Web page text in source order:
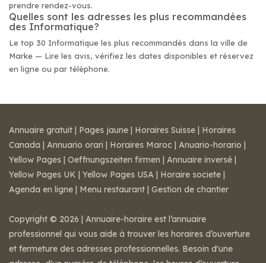
prendre rendez-vous.
Quelles sont les adresses les plus recommandées
des Informatique?
Le top 30 Informatique les plus recommandés dans la ville de
Marke — Lire les avis, vérifiez les dates disponibles et réservez
en ligne ou par téléphone.
Annuaire gratuit | Pages jaune | Horaires Suisse | Horaires
Canada | Annuario orari | Horaires Maroc | Anuario-horario |
Yellow Pages | Oeffnungszeiten firmen | Annuaire inversé |
Yellow Pages UK | Yellow Pages USA | Horaire societe |
Agenda en ligne | Menu restaurant | Gestion de chantier
Copyright © 2026 | Annuaire-horaire est l’annuaire
professionnel qui vous aide à trouver les horaires d’ouverture
et fermeture des adresses professionnelles. Besoin d'une